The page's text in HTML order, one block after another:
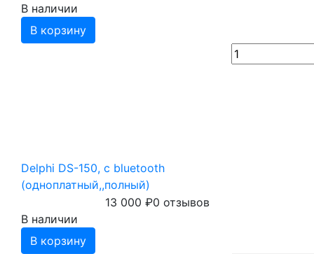
В наличии
В корзину
Delphi DS-150, с bluetooth
(одноплатный,,полный)
13 000 ₽0 отзывов
В наличии
В корзину